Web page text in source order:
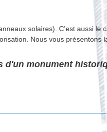
solaires). C'est aussi le
Nous vous présentons
d'un monument